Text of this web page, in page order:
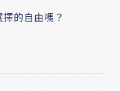
的自由嗎？